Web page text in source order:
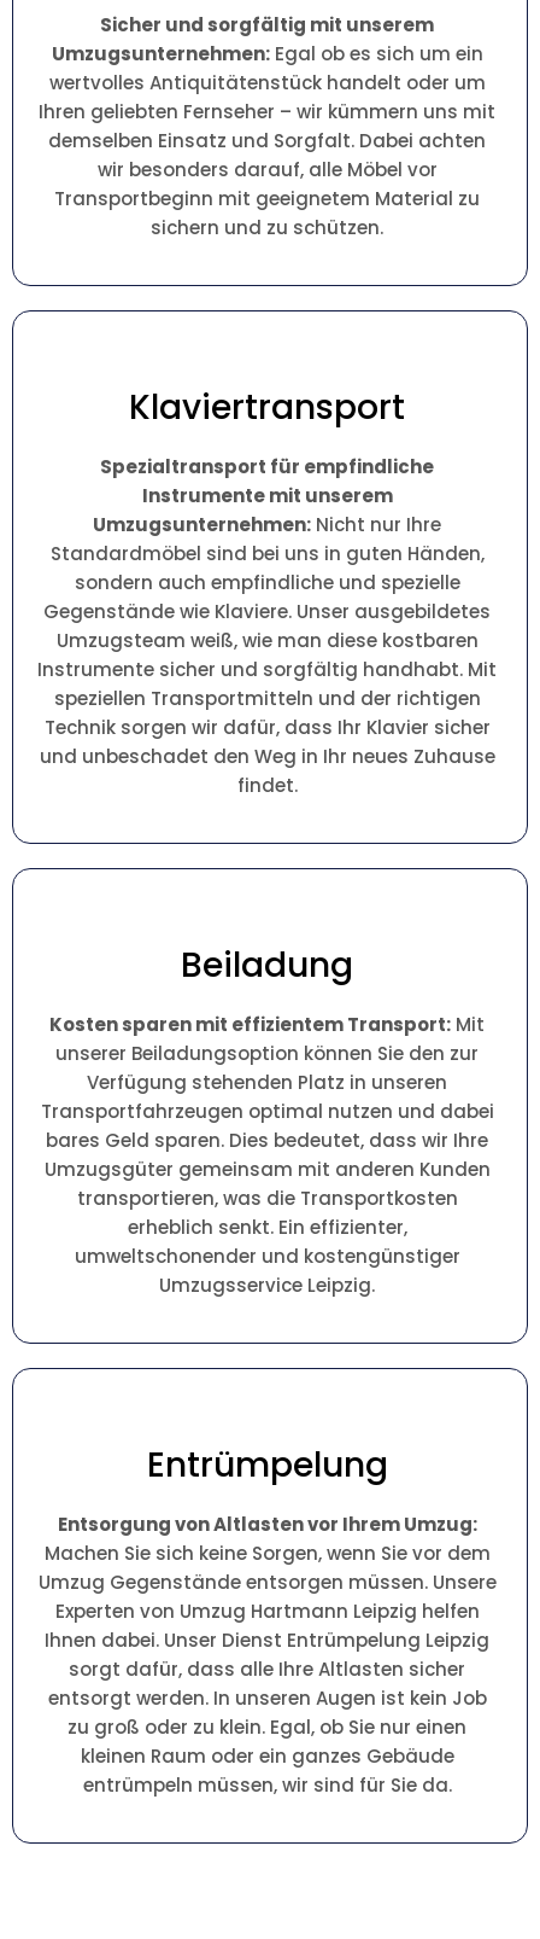
Sicher und sorgfältig mit unserem
Umzugsunternehmen:Egal ob es sich um ein
wertvolles Antiquitätenstück handelt oder um
Ihren geliebten Fernseher – wir kümmern uns mit
demselben Einsatz und Sorgfalt. Dabei achten
wir besonders darauf, alle Möbel vor
Transportbeginn mit geeignetem Material zu
sichern und zu schützen.
Klaviertransport
Spezialtransport für empfindliche
Instrumente mit unserem
Umzugsunternehmen: Nicht nur Ihre
Standardmöbel sind bei uns in guten Händen,
sondern auch empfindliche und spezielle
Gegenstände wie Klaviere. Unser ausgebildetes
Umzugsteam weiß, wie man diese kostbaren
Instrumente sicher und sorgfältig handhabt. Mit
speziellen Transportmitteln und der richtigen
Technik sorgen wir dafür, dass Ihr Klavier sicher
und unbeschadet den Weg in Ihr neues Zuhause
findet.
Beiladung
Kosten sparen mit effizientem Transport: Mit
unserer Beiladungsoption können Sie den zur
Verfügung stehenden Platz in unseren
Transportfahrzeugen optimal nutzen und dabei
bares Geld sparen. Dies bedeutet, dass wir Ihre
Umzugsgüter gemeinsam mit anderen Kunden
transportieren, was die Transportkosten
erheblich senkt. Ein effizienter,
umweltschonender und kostengünstiger
Umzugsservice Leipzig.
Entrümpelung
Entsorgung von Altlasten vor Ihrem Umzug:
Machen Sie sich keine Sorgen, wenn Sie vor dem
Umzug Gegenstände entsorgen müssen. Unsere
Experten von Umzug Hartmann Leipzig helfen
Ihnen dabei. Unser Dienst Entrümpelung Leipzig
sorgt dafür, dass alle Ihre Altlasten sicher
entsorgt werden. In unseren Augen ist kein Job
zu groß oder zu klein. Egal, ob Sie nur einen
kleinen Raum oder ein ganzes Gebäude
entrümpeln müssen, wir sind für Sie da.